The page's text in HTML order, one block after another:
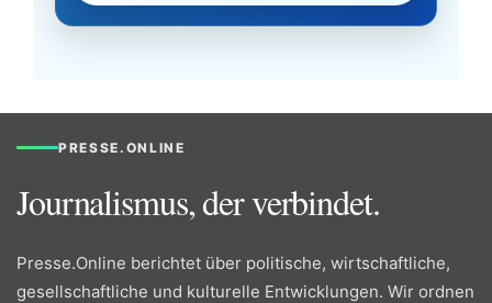
PRESSE.ONLINE
Journalismus, der verbindet.
Presse.Online berichtet über politische, wirtschaftliche,
gesellschaftliche und kulturelle Entwicklungen. Wir ordnen